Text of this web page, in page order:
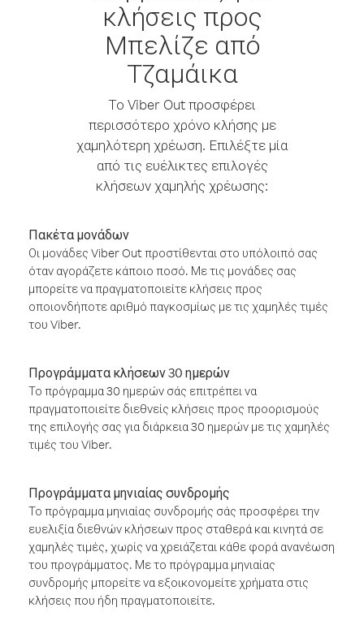
κλήσεις προς
Μπελίζε από
Τζαμάικα
Το Viber Out προσφέρει
περισσότερο χρόνο κλήσης με
χαμηλότερη χρέωση. Επιλέξτε μία
από τις ευέλικτες επιλογές
κλήσεων χαμηλής χρέωσης:
Πακέτα μονάδων
Οι μονάδες Viber Out προστίθενται στο υπόλοιπό σας
όταν αγοράζετε κάποιο ποσό. Με τις μονάδες σας
μπορείτε να πραγματοποιείτε κλήσεις προς
οποιονδήποτε αριθμό παγκοσμίως με τις χαμηλές τιμές
του Viber.
Προγράμματα κλήσεων 30 ημερών
Το πρόγραμμα 30 ημερών σάς επιτρέπει να
πραγματοποιείτε διεθνείς κλήσεις προς προορισμούς
της επιλογής σας για διάρκεια 30 ημερών με τις χαμηλές
τιμές του Viber.
Προγράμματα μηνιαίας συνδρομής
Το πρόγραμμα μηνιαίας συνδρομής σάς προσφέρει την
ευελιξία διεθνών κλήσεων προς σταθερά και κινητά σε
χαμηλές τιμές, χωρίς να χρειάζεται κάθε φορά ανανέωση
του προγράμματος. Με το πρόγραμμα μηνιαίας
συνδρομής μπορείτε να εξοικονομείτε χρήματα στις
κλήσεις που ήδη πραγματοποιείτε.